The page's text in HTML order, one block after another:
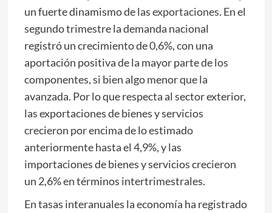
un fuerte dinamismo de lasexportaciones. En el
segundo trimestre la demanda nacional
registró un crecimiento de 0,6%, con una
aportación positiva de la mayor parte de los
componentes, si bien algo menor que la
avanzada. Por lo que respecta al sector exterior,
las exportaciones de bienes y servicios
crecieron por encima de lo estimado
anteriormente hasta el 4,9%, y las
importaciones de bienes y servicios crecieron
un 2,6% en términos intertrimestrales.
En tasas interanuales la economía ha registrado